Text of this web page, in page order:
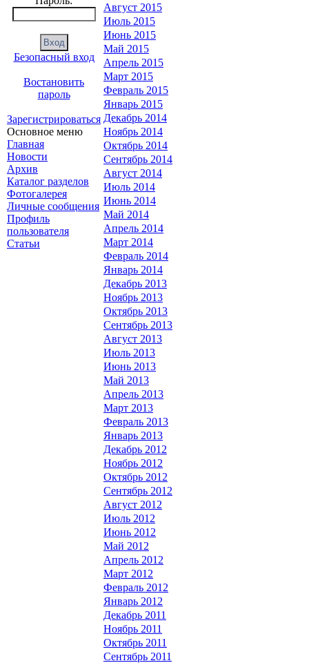
Безопасный вход
Востановить
пароль
Зарегистрироваться
Основное меню
Главная
Новости
Архив
Каталог разделов
Фотогалерея
Личные сообщения
Профиль
пользователя
Статьи
Август 2015
Июль 2015
Июнь 2015
Май 2015
Апрель 2015
Март 2015
Февраль 2015
Январь 2015
Декабрь 2014
Ноябрь 2014
Октябрь 2014
Сентябрь 2014
Август 2014
Июль 2014
Июнь 2014
Май 2014
Апрель 2014
Март 2014
Февраль 2014
Январь 2014
Декабрь 2013
Ноябрь 2013
Октябрь 2013
Сентябрь 2013
Август 2013
Июль 2013
Июнь 2013
Май 2013
Апрель 2013
Март 2013
Февраль 2013
Январь 2013
Декабрь 2012
Ноябрь 2012
Октябрь 2012
Сентябрь 2012
Август 2012
Июль 2012
Июнь 2012
Май 2012
Апрель 2012
Март 2012
Февраль 2012
Январь 2012
Декабрь 2011
Ноябрь 2011
Октябрь 2011
Сентябрь 2011